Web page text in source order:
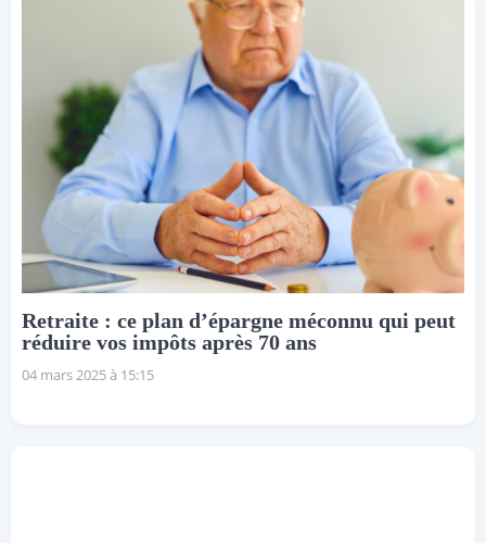
Retraite : ce plan d’épargne méconnu qui peut
réduire vos impôts après 70 ans
04 mars 2025 à 15:15